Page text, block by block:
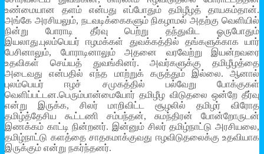
உண்மையான தளம் என்பது எப்போதும் தமிழீழத் தாயகம்தான்.
அங்கே அரசியலும், நடவடிக்கைகளும் நிகழாமல் அதற்கு வெளியில்
நின்று போராடி தீர்வு பெற்று தந்துவிட ஓருபோதும்
இயலாது.புலம்பெயர் ஈழமக்கள் துவக்கத்தில் தங்களுக்காக யார்
பேசினாலும், போராடினாலும் அதனை வரவேற்று இயன்றவரை
உதவிகள் செய்யத் துவங்கினர். அவர்களுக்கு தமிழீழத்தை
அடைவது என்பதில் எந்த மாற்றுக் கருத்தும் இல்லை. ஆனால்
புலம்பெயர் ஈழச் சமுகத்தில் பல்வேறு போக்குகள்
வெளிப்பட்டன.பெரும்பான்மையோர் தமிழீழ விடுதலை ஒன்றே தீர்வு
என்று இருக்க, சிலர் மாறிவிட்ட சூழலில் தமிழர் விரோத
தமிழ்த்தேசிய கூட்டணி சம்பந்தன், சுமந்திரன் போன்றோருடன்
இணக்கம் காட்டி நின்றனர். இன்னும் சிலர் தமிழ்நாட்டு அரசியலை,
தமிழ்நாட்டு களத்தை சாதகமாக்குவது ஈழவிடுதலைக்கு உதவியாக
இருக்கும் என்று நகர்ந்தனர்.